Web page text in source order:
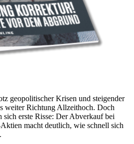
geopolitischer Krisen und steigender
weiter Richtung Allzeithoch. Doch
sich erste Risse: Der Abverkauf bei
macht deutlich, wie schnell sich